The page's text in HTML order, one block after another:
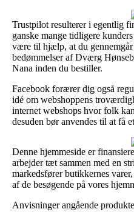
Trustpilot resulterer i egentlig
ganske mange tidligere
være til hjælp, at du
bedømmelser af Dværg
Nana inden du bestiller.
Facebook forærer dig også
idé om webshoppens
internet webshops hvor folk
desuden bør anvendes til at få
Denne hjemmeside er
arbejder tæt sammen med en
markedsfører butikkernes
af de besøgende på vores
Anvisninger angående